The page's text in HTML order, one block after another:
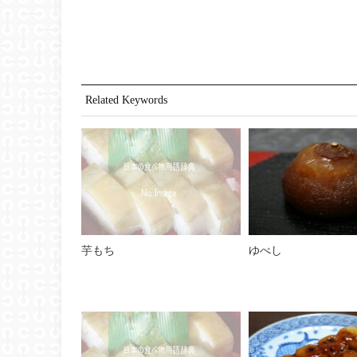
Related Keywords
芋もち ゆべし